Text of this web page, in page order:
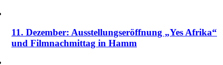
11. Dezember: Ausstellungseröffnung „Yes Afrika“
und Filmnachmittag in Hamm